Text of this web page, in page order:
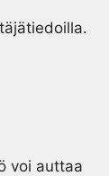
voi auttaa